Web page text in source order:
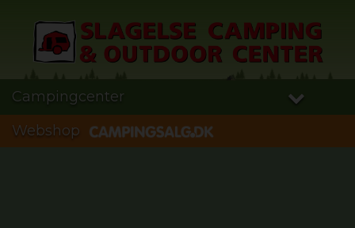
Campingcenter
Webshop